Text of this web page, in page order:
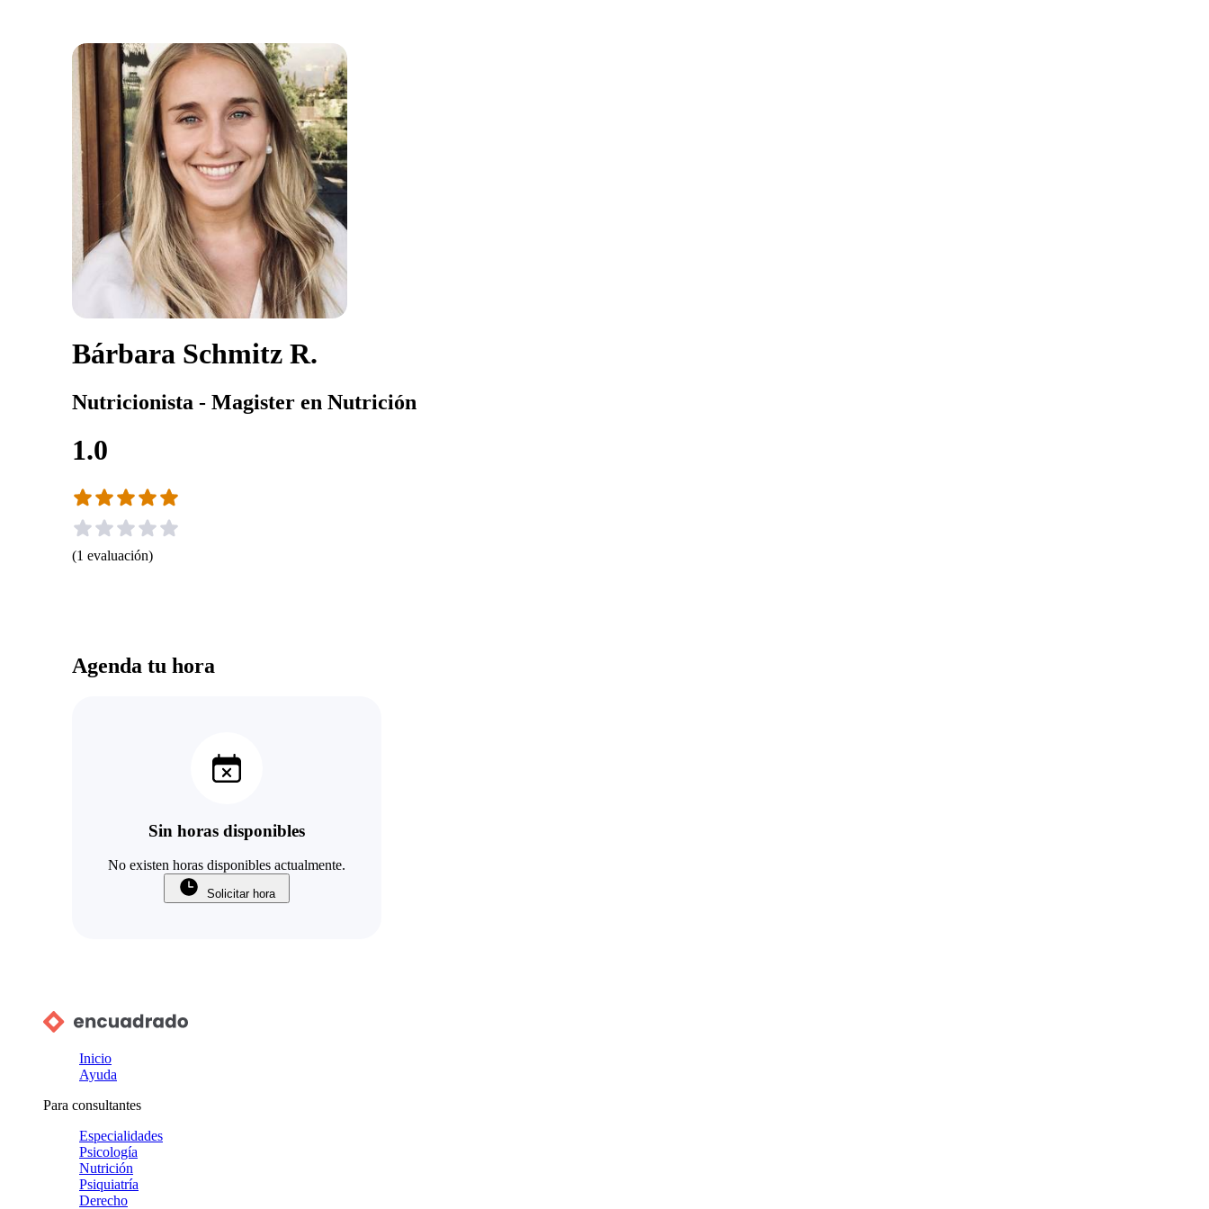
Bárbara Schmitz R.
Nutricionista - Magister en Nutrición
1.0
(1 evaluación)
Agenda tu hora
Sin horas disponibles
No existen horas disponibles actualmente.
Solicitar hora
Inicio
Ayuda
Para consultantes
Especialidades
Psicología
Nutrición
Psiquiatría
Derecho